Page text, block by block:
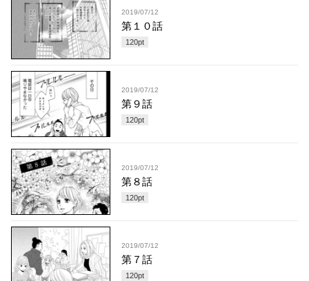
2019/07/12
第１０話
120pt
2019/07/12
第９話
120pt
2019/07/12
第８話
120pt
2019/07/12
第７話
120pt